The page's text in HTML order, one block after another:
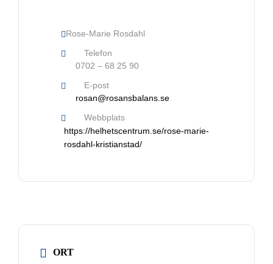
Rose-Marie Rosdahl
Telefon
0702 – 68 25 90
E-post
rosan@rosansbalans.se
Webbplats
https://helhetscentrum.se/rose-marie-
rosdahl-kristianstad/
ORT
Dessa kakor
behövs för
över huvud